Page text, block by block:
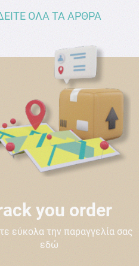
ΟΛΑ ΤΑ ΑΡΘΡΑ
you order
εύκολα την παραγγελία σας
εδώ